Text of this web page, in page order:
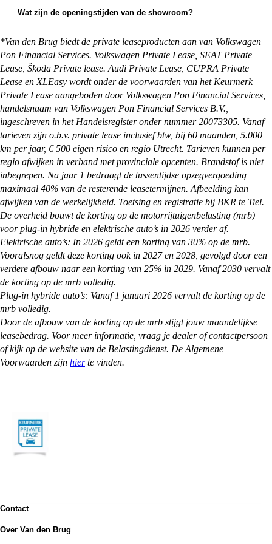
ruilen.
op te halen bij een van onze vestigingen, maar we
bij je thuis. Alles waar je rekening mee moet
houden en wat je zelf nog moet regelen, kun je
vinden op onzepagina met afleverinformatie.
Wat zijn de openingstijden van de showroom?
zaterdag. De exacte openingstijden van de
vestiging je wilt bezoeken vind je op:
https://vandenbrug.nl/vestigingen
*Van den Brug biedt de private leaseproducten aan van Volkswagen
Pon Financial Services. Volkswagen Private Lease, SEAT Private
Lease, Škoda Private lease. Audi Private Lease, CUPRA Private
Lease en XLEasy wordt onder de voorwaarden van het Keurmerk
Private Lease aangeboden door Volkswagen Pon Financial Services,
handelsnaam van Volkswagen Pon Financial Services B.V.,
ingeschreven in het Handelsregister onder nummer 20073305. Vanaf
tarieven zijn o.b.v. private lease inclusief btw, bij 60 maanden, 5.000
km per jaar, € 500 eigen risico en regio Utrecht. Tarieven kunnen per
regio afwijken in verband met provinciale opcenten. Brandstof is niet
inbegrepen. Na jaar 1 bedraagt de tussentijdse opzegvergoeding
maximaal 40% van de resterende leasetermijnen. Afbeelding kan
afwijken van de werkelijkheid. Toetsing en registratie bij BKR te Tiel.
De overheid bouwt de korting op de motorrijtuigenbelasting (mrb)
voor plug-in hybride en elektrische auto’s in 2026 verder af.
Elektrische auto’s: In 2026 geldt een korting van 30% op de mrb.
Vooralsnog geldt deze korting ook in 2027 en 2028, gevolgd door een
verdere afbouw naar een korting van 25% in 2029. Vanaf 2030 vervalt
de korting op de mrb volledig.
Plug-in hybride auto’s: Vanaf 1 januari 2026 vervalt de korting op de
mrb volledig.
Door de afbouw van de korting op de mrb stijgt jouw maandelijkse
leasebedrag. Voor meer informatie, vraag je dealer of contactpersoon
of kijk op de website van de Belastingdienst. De Algemene
Voorwaarden zijn hierte vinden.
Contact
Vestigingen
Over Van den Brug